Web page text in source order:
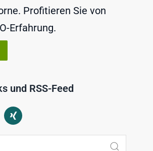
Profitieren Sie von
Erfahrung.
und RSS-Feed